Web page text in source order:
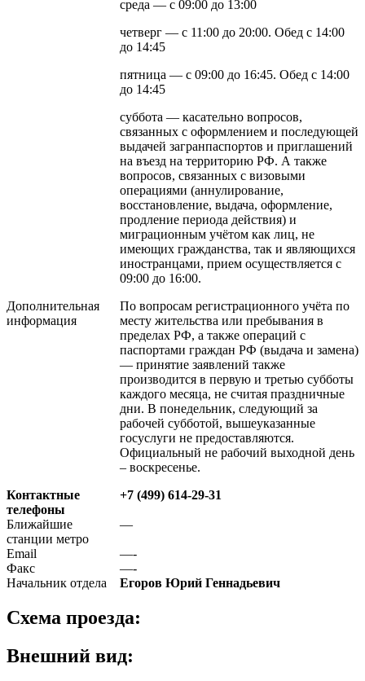
среда — с 09:00 до 13:00
четверг — с 11:00 до 20:00. Обед с 14:00
до 14:45
пятница — с 09:00 до 16:45. Обед с 14:00
до 14:45
суббота — касательно вопросов,
связанных с оформлением и последующей
выдачей загранпаспортов и приглашений
на въезд на территорию РФ. А также
вопросов, связанных с визовыми
операциями (аннулирование,
восстановление, выдача, оформление,
продление периода действия) и
миграционным учётом как лиц, не
имеющих гражданства, так и являющихся
иностранцами, прием осуществляется с
09:00 до 16:00.
Дополнительная
информация
По вопросам регистрационного учёта по
месту жительства или пребывания в
пределах РФ, а также операций с
паспортами граждан РФ (выдача и замена)
— принятие заявлений также
производится в первую и третью субботы
каждого месяца, не считая праздничные
дни. В понедельник, следующий за
рабочей субботой, вышеуказанные
госуслуги не предоставляются.
Официальный не рабочий выходной день
– воскресенье.
Контактные
телефоны
+7 (499) 614-29-31
Ближайшие
станции метро
—
Email
—-
Факс
—-
Начальник отдела
Егоров Юрий Геннадьевич
Схема проезда:
Внешний вид: